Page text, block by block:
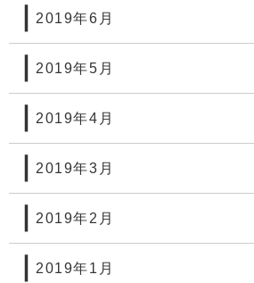
2019年6月
2019年5月
2019年4月
2019年3月
2019年2月
2019年1月